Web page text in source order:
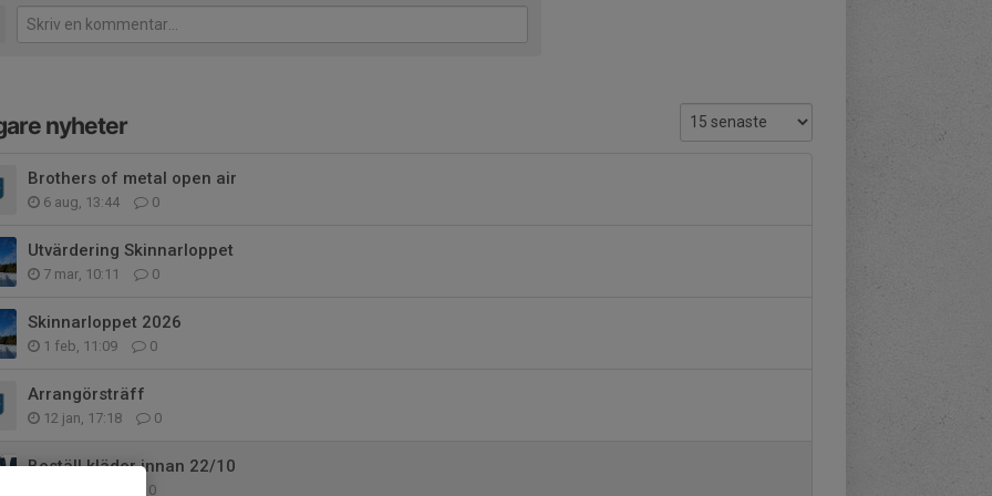
nyheter
Brothers of metal open air
6 aug, 13:44 0
Utvärdering Skinnarloppet
7 mar, 10:11 0
Skinnarloppet 2026
1 feb, 11:09 0
Arrangörsträff
12 jan, 17:18 0
Beställ kläder innan 22/10
0